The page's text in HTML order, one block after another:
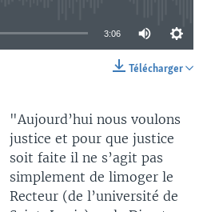
3:06
Télécharger
"Aujourd’hui nous voulons
justice et pour que justice
soit faite il ne s’agit pas
simplement de limoger le
Recteur (de l’université de